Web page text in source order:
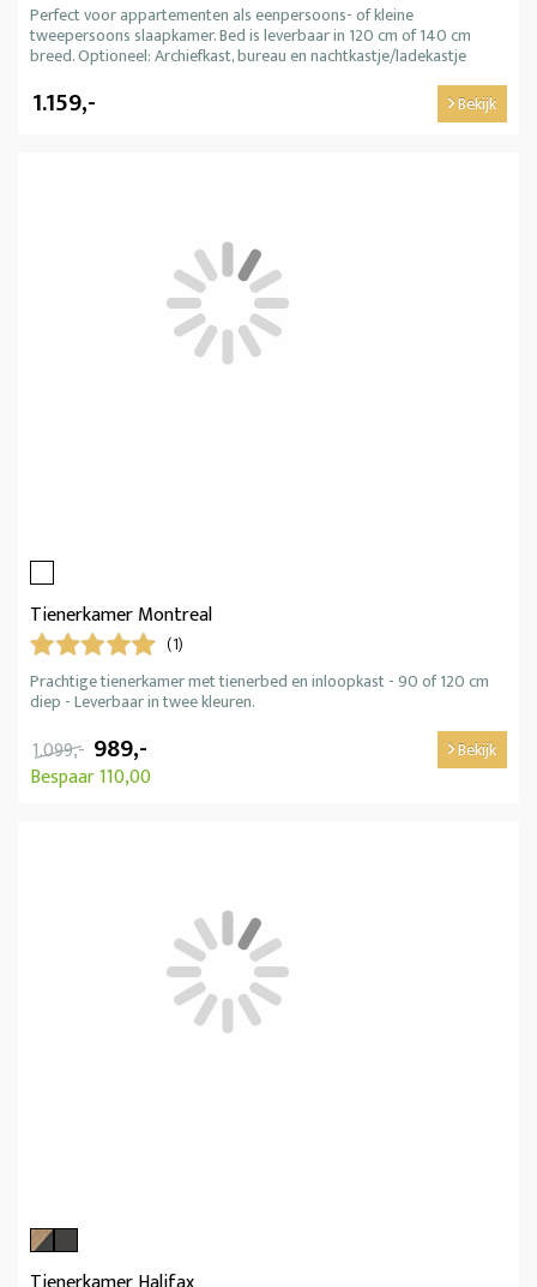
Perfect voor appartementen als eenpersoons- of kleine
tweepersoons slaapkamer. Bed is leverbaar in 120 cm of 140 cm
breed. Optioneel: Archiefkast, bureau en nachtkastje/ladekastje
1.159,- Bekijk
Tienerkamer Montreal
(1)
Prachtige tienerkamer met tienerbed en inloopkast - 90 of 120 cm
diep - Leverbaar in twee kleuren.
1.099,- 989,-
Bespaar 110,00
Bekijk